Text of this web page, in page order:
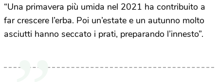
“Una primavera più umida nel 2021 ha contribuito a
far crescere l’erba. Poi un’estate e un autunno molto
asciutti hanno seccato i prati, preparando l’innesto”.